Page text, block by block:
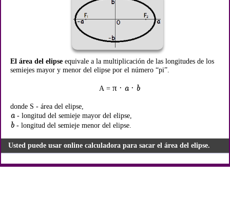
El área del elipse equivale a la multiplicación de las longitudes de los
semiejes mayor y menor del elipse por el número “pi”.
A = π · a · b
donde S - área del elipse,
a- longitud del semieje mayor del elipse,
b - longitud del semieje menor del elipse.
Usted puede usar online calculadora para sacar el área del elipse.